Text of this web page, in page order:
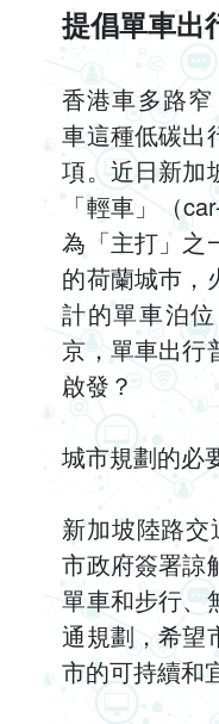
提倡單車出
香港車多路
車這種低碳出
項。近日新加
「輕車」（
為「主打」之
的荷蘭城巿，
計的單車泊
京，單車出行
啟發？
城市規劃的必
新加坡陸路
市政府簽署諒
單車和步行、
通規劃，希望
市的可持續和